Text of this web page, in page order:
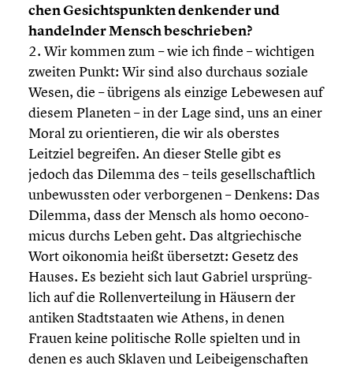
chen Gesichts­punk­ten denkender und
handeln­der Mensch beschrie­ben?
2. Wir kommen zum – wie ich finde – wichtigen
zweiten Punkt: Wir sind also durchaus soziale
Wesen, die – übrigens als einzige Lebewesen auf
diesem Planeten – in der Lage sind, uns an einer
Moral zu orien­tie­ren, die wir als oberstes
Leitziel begreifen. An dieser Stelle gibt es
jedoch das Dilemma des – teils gesell­schaft­lich
unbewuss­ten oder verbor­ge­nen – Denkens: Das
Dilemma, dass der Mensch als homo oecono­
micus durchs Leben geht. Das altgrie­chi­sche
Wort oikonomia heißt übersetzt: Gesetz des
Hauses. Es bezieht sich laut Gabriel ursprüng­
lich auf die Rollen­ver­tei­lung in Häusern der
antiken Stadt­staa­ten wie Athens, in denen
Frauen keine politi­sche Rolle spielten und in
denen es auch Sklaven und Leibei­gen­schaf­ten